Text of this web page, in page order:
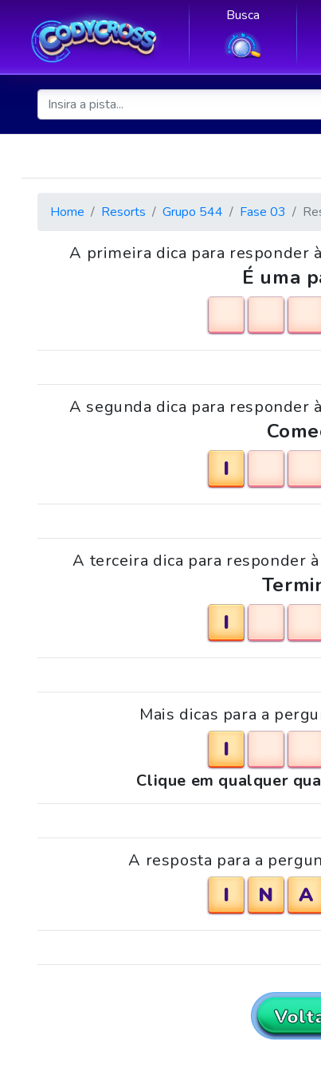
Busca
Home Resorts Grupo 544 Fase 03
A primeira dica para responder
É uma
A segunda dica para responder
I
A terceira dica para responder
I
Mais dicas para a
I
Clique em qualquer
A resposta para a
I N A